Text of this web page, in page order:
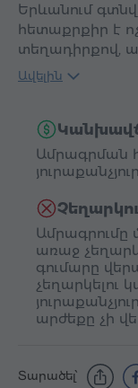
Երևանում
հետաքրքիր է
տեղադիրքով,
Ավելին
Ամրագրման
Ամրագրումը
առաջ
գումարը
չեղարկելու
արժեքը չի
Տարածել՝